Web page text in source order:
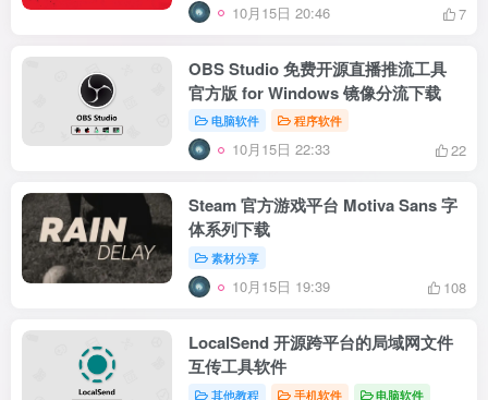
10月15日 20:46 7
OBS Studio 免费开源直播推流工具
官方版 for Windows 镜像分流下载
电脑软件 程序软件
10月15日 22:33 22
Steam 官方游戏平台 Motiva Sans 字
体系列下载
素材分享
10月15日 19:39 108
LocalSend 开源跨平台的局域网文件
互传工具软件
其他教程 手机软件 电脑软件